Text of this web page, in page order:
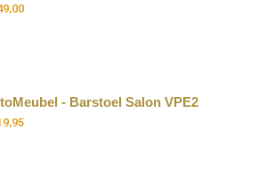
- Barstoel Salon VPE2